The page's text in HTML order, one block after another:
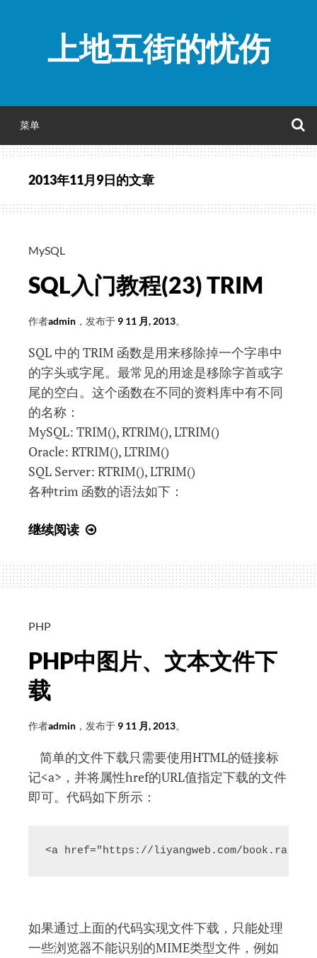
上地五街的忧伤
菜单
2013年11月9日的文章
MySQL
SQL入门教程(23) TRIM
作者admin ，发布于 9 11 月, 2013。
SQL 中的 TRIM 函数是用来移除掉一个字串中
的字头或字尾。最常见的用途是移除字首或字
尾的空白。这个函数在不同的资料库中有不同
的名称：
MySQL: TRIM(), RTRIM(), LTRIM()
Oracle: RTRIM(), LTRIM()
SQL Server: RTRIM(), LTRIM()
各种trim 函数的语法如下：
继续阅读
门
教
PHP
PHP中图片、文本文件下
载
作者admin ，发布于 9 11 月, 2013。
简单的文件下载只需要使用HTML的链接标
记<a>，并将属性href的URL值指定下载的文件
即可。代码如下所示：
<a href="https://liyangweb.com/book.rar">下
如果通过上面的代码实现文件下载，只能处理
一些浏览器不能识别的MIME类型文件，例如